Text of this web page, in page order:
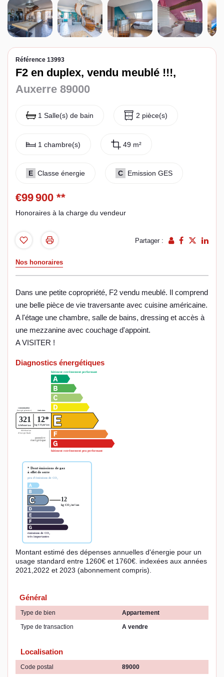
Espace client
Référence 13993
F2 en duplex, vendu meublé !!!,
Auxerre 89000
1 Salle(s) de bain 2 pièce(s)
1 chambre(s) 49 m²
E Classe énergie C Emission GES
€99 900 **
Honoraires à la charge du vendeur
Partager :
Nos honoraires
Dans une petite copropriété, F2 vendu meublé. Il comprend
une belle pièce de vie traversante avec cuisine américaine.
A l'étage une chambre, salle de bains, dressing et accès à
une mezzanine avec couchage d'appoint.
A VISITER !
Diagnostics énergétiques
Montant estimé des dépenses annuelles d'énergie pour un
usage standard entre 1260€ et 1760€. indexées aux années
2021,2022 et 2023 (abonnement compris).
Général
Type de bien
Appartement
Type de transaction
A vendre
Localisation
Code postal
89000